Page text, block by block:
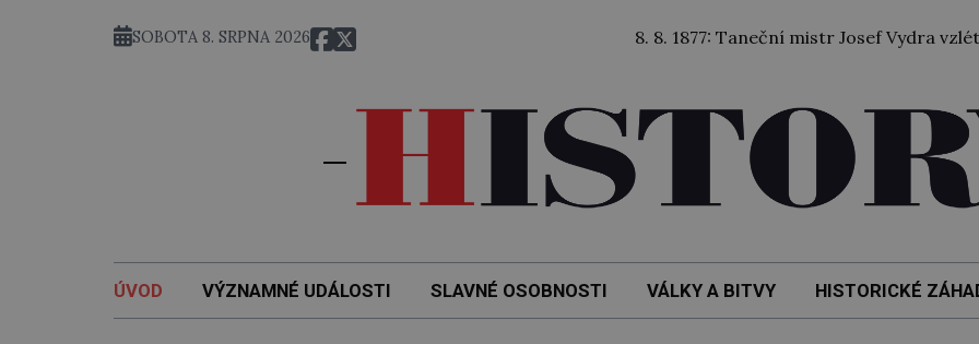
SOBOTA 8. SRPNA 2026 8. 8. 1877: Taneční mistr Josef Vydra vzlétl
ÚVOD VÝZNAMNÉ UDÁLOSTI SLAVNÉ OSOBNOSTI VÁLKY A BITVY HISTORICKÉ